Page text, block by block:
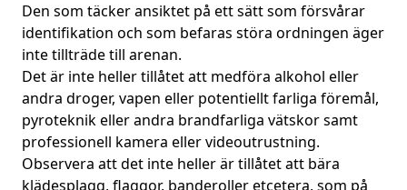
Den som täcker ansiktet på ett sätt som försvårar
identifikation och som befaras störa ordningen äger
inte tillträde till arenan.
Det är inte heller tillåtet att medföra alkohol eller
andra droger, vapen eller potentiellt farliga föremål,
pyroteknik eller andra brandfarliga vätskor samt
professionell kamera eller videoutrustning.
Observera att det inte heller är tillåtet att bära
klädesplagg, flaggor, banderoller etcetera, som på